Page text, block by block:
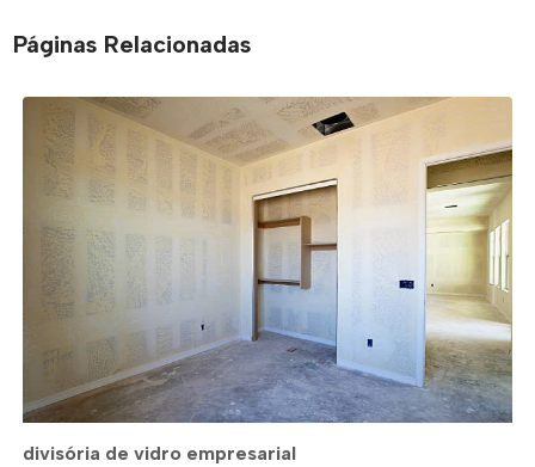
Páginas Relacionadas
divisória de vidro empresarial